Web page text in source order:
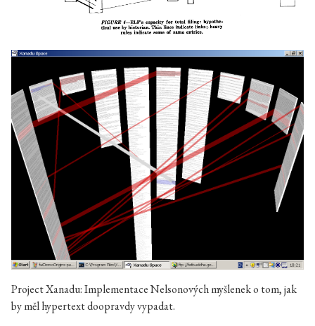
Project Xanadu: Implementace Nelsonových myšlenek o tom, jak
by měl hypertext doopravdy vypadat.